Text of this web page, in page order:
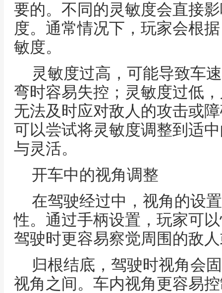
要的。不同的灵敏度会直接
度。通常情况下，玩家会根
敏度。
灵敏度过高，可能导致车
弯时容易失控；灵敏度过低
无法及时应对敌人的攻击或
可以尝试将灵敏度调整到适
与灵活。
开车中的视角调整
在驾驶经过中，视角的设
性。通过手柄设置，玩家可
驾驶时更容易察觉周围的敌
归根结底，驾驶时视角会
视角之间。车内视角更容易